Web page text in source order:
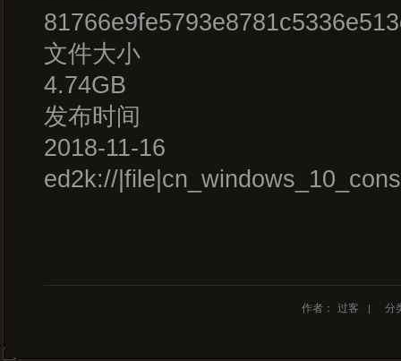
文件大小
4.74GB
发布时间
2018-11-16
ed2k://
作者： 过客 分